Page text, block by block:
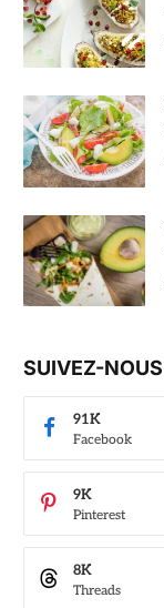
SUIVEZ-NOUS
Facebook
91K
Pinterest
9K
Threads
8K